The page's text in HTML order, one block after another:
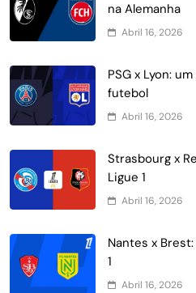
na Alemanha
Abril 16, 2026
PSG x Lyon:
futebol
Abril 16, 2026
Strasbourg x
Ligue 1
Abril 16, 2026
Nantes x
1
Abril 16, 2026